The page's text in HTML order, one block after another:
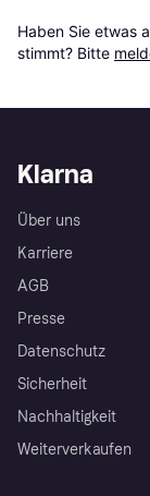
Haben Sie etwas
stimmt? Bitte
Klarna
Über uns
Karriere
AGB
Presse
Datenschutz
Sicherheit
Nachhaltigkeit
Weiterverkaufen